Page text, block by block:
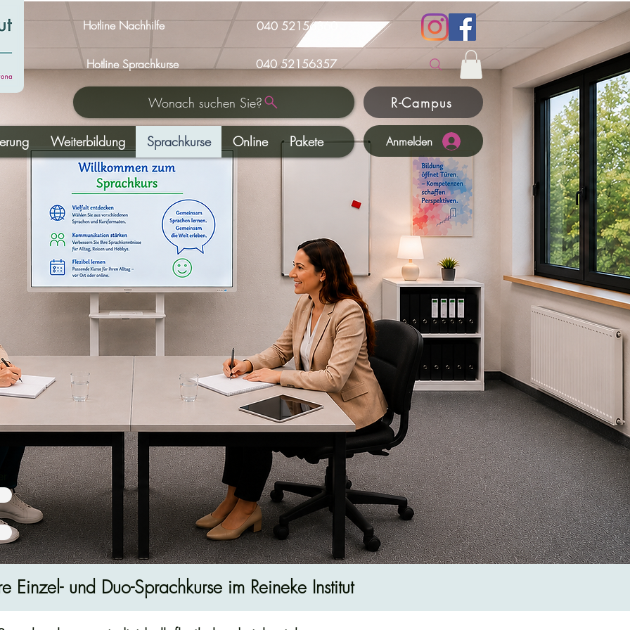
Hotline Nachhilfe 040 52156360
Hotline Sprachkurse 040 52156357
Wonach suchen Sie?
Weiterbildung Sprachkurse Online Pakete
R-Campus
Anmelden
Einzel- und Duo-Sprachkurse im Reineke Institut